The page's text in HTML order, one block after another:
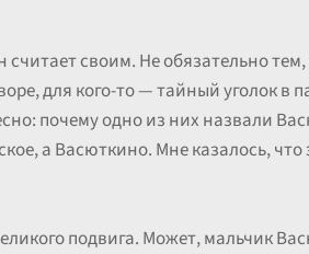
считает своим. Не обязательно
для кого-то — тайный уголок в
почему одно из них назвали
а Васюткино. Мне казалось, что
подвига. Может, мальчик